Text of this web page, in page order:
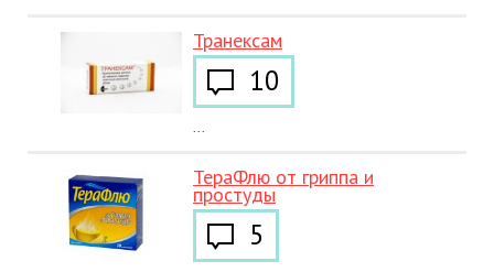
Транексам
10
...
ТераФлю от гриппа и
простуды
5